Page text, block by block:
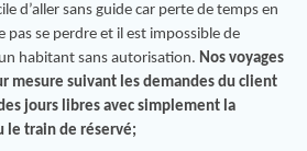
d’aller sans guide car perte de temps en
se perdre et il est impossible de
habitant sans autorisation. Nos voyages
mesure suivant les demandes du client
jours libres avec simplement la
le train de réservé;